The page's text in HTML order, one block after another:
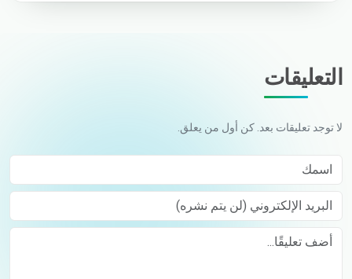
التعليقات
لا توجد تعليقات بعد. كن أول من يعلق.
اسمك
البريد الإلكتروني (لن يتم نشره)